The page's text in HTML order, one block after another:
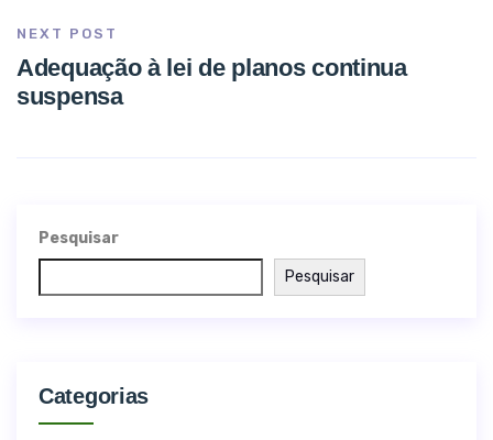
NEXT POST
Adequação à lei de planos continua
suspensa
Pesquisar
Pesquisar
Categorias